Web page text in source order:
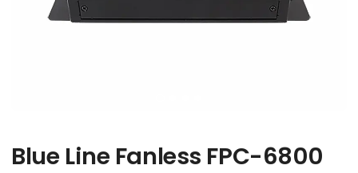
Blue Line Fanless FPC-6800